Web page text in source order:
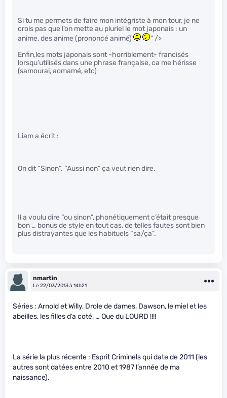
Si tu me permets de faire mon intégriste à mon tour, je ne
crois pas que l’on mette au pluriel le mot japonais : un
anime, des anime (prononcé animé)
" />
Enfin,les mots japonais sont -horriblement- francisés
lorsqu’utilisés dans une phrase française, ca me hérisse
(samourai, aomamé, etc)
Liam a écrit :
On dit “Sinon”. “Aussi non” ça veut rien dire.
Il a voulu dire “ou sinon”, phonétiquement c’était presque
bon … bonus de style en tout cas, de telles fautes sont bien
plus distrayantes que les habituels “sa/ça”.
nmartin
Le 22/03/2013 à 14h21
Séries : Arnold et Willy, Drole de dames, Dawson, le miel et les
abeilles, les filles d’a coté, … Que du LOURD !!!!
La série la plus récente : Esprit Criminels qui date de 2011 (les
autres sont datées entre 2010 et 1987 l’année de ma
naissance).